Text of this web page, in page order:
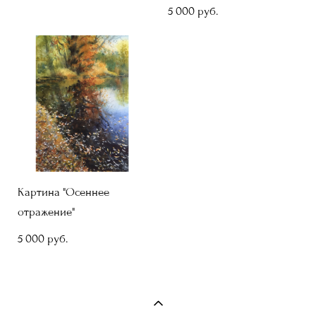
5 000 pуб.
Картина "Осеннее
отражение"
5 000 pуб.